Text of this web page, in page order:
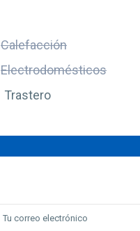
Calefacción
Electrodomésticos
Trastero